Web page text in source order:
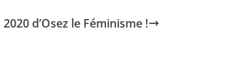
d’Osez le Féminisme !